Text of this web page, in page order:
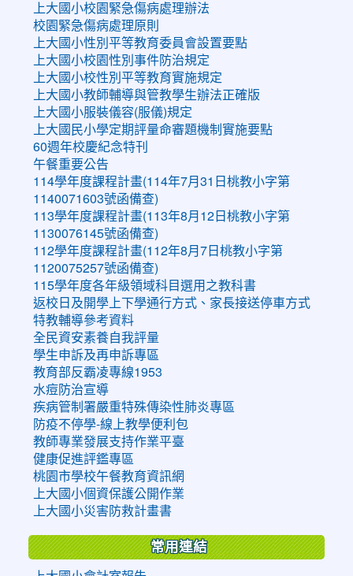
上大國小校園緊急傷病處理辦法
校園緊急傷病處理原則
上大國小性別平等教育委員會設置要點
上大國小校園性別事件防治規定
上大國小校性別平等教育實施規定
上大國小教師輔導與管教學生辦法正確版
上大國小服裝儀容(服儀)規定
上大國民小學定期評量命審題機制實施要點
60週年校慶紀念特刊
午餐重要公告
114學年度課程計畫(114年7月31日桃教小字第
1140071603號函備查)
113學年度課程計畫(113年8月12日桃教小字第
1130076145號函備查)
112學年度課程計畫(112年8月7日桃教小字第
1120075257號函備查)
115學年度各年級領域科目選用之教科書
返校日及開學上下學通行方式、家長接送停車方式
特教輔導參考資料
全民資安素養自我評量
學生申訴及再申訴專區
教育部反霸凌專線1953
水痘防治宣導
疾病管制署嚴重特殊傳染性肺炎專區
防疫不停學-線上教學便利包
教師專業發展支持作業平臺
健康促進評鑑專區
桃園市學校午餐教育資訊網
上大國小個資保護公開作業
上大國小災害防救計畫書
常用連結